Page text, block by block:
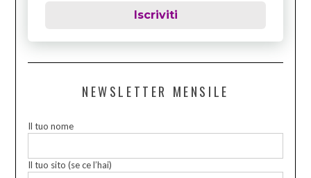
Iscriviti
NEWSLETTER MENSILE
Il tuo nome
Il tuo sito (se ce l’hai)